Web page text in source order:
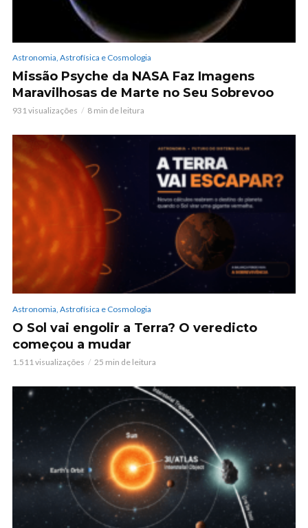
Astronomia, Astrofísica e Cosmologia
Missão Psyche da NASA Faz Imagens
Maravilhosas de Marte no Seu Sobrevoo
931 visualizações 8 min de leitura
Astronomia, Astrofísica e Cosmologia
O Sol vai engolir a Terra? O veredicto
começou a mudar
1.511 visualizações 25 min de leitura